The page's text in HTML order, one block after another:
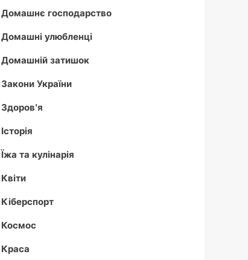
Домашнє господарство
Домашні улюбленці
Домашній затишок
Закони України
Здоров'я
Історія
Їжа та кулінарія
Квіти
Кіберспорт
Космос
Краса